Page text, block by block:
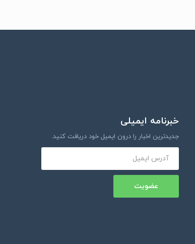
خبرنامه ایمیلی
جدیدترین اخبار را درون ایمیل خود دریافت کنید.
عضویت